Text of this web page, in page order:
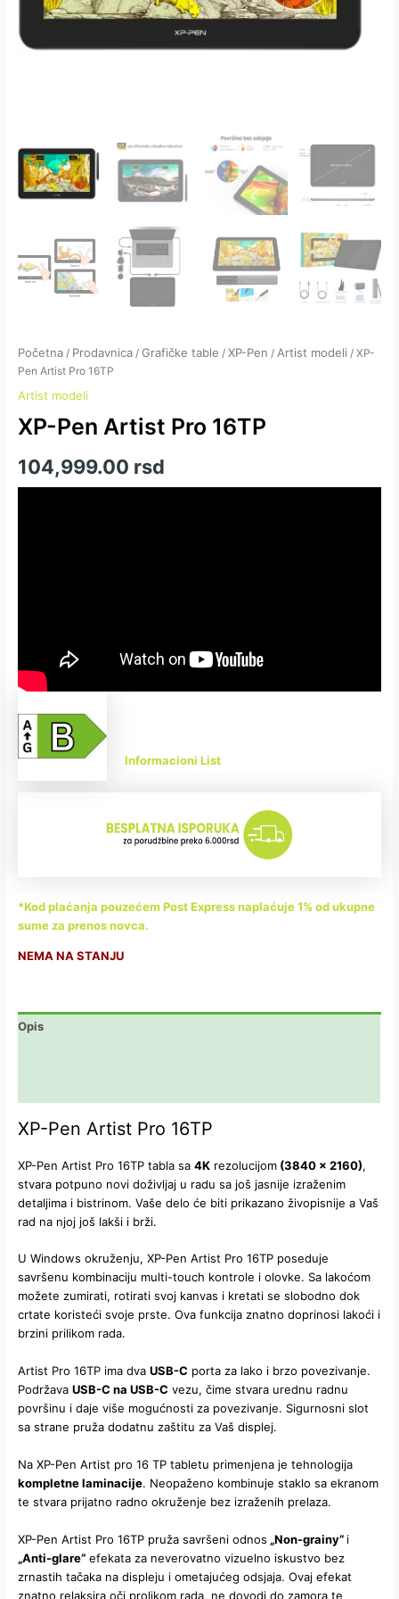
Početna / Prodavnica /Grafičke table /XP-Pen / Artist modeli / XP-
Pen Artist Pro 16TP
Artist modeli
XP-Pen Artist Pro 16TP
104,999.00 rsd
Informacioni List
*Kod plaćanja pouzećem Post Express naplaćuje 1% od ukupne
sume za prenos novca.
NEMA NA STANJU
Opis
XP-Pen Artist Pro 16TP
XP-Pen Artist Pro 16TP tabla sa4K rezolucijom (3840 x 2160),
stvara potpuno novi doživljaj u radu sa još jasnije izraženim
detaljima i bistrinom. Vaše delo će biti prikazano živopisnije a Vaš
rad na njoj još lakši i brži.
U Windows okruženju, XP-Pen Artist Pro 16TP poseduje
savršenu kombinaciju multi-touch kontrole i olovke. Sa lakoćom
možete zumirati, rotirati svoj kanvas i kretati se slobodno dok
crtate koristeći svoje prste. Ova funkcija znatno doprinosi lakoći i
brzini prilikom rada.
Artist Pro 16TP ima dvaUSB-C porta za lako i brzo povezivanje.
PodržavaUSB-C na USB-C vezu, čime stvara urednu radnu
površinu i daje više mogućnosti za povezivanje. Sigurnosni slot
sa strane pruža dodatnu zaštitu za Vaš displej.
Na XP-Pen Artist pro 16 TP tabletu primenjena je tehnologija
kompletne laminacije. Neopaženo kombinuje staklo sa ekranom
te stvara prijatno radno okruženje bez izraženih prelaza.
XP-Pen Artist Pro 16TP pruža savršeni odnos „Non-grainy“ i
„Anti-glare“ efekata za neverovatno vizuelno iskustvo bez
zrnastih tačaka na displeju i ometajućeg odsjaja. Ovaj efekat
znatno relaksira oči prolikom rada, ne dovodi do zamora te